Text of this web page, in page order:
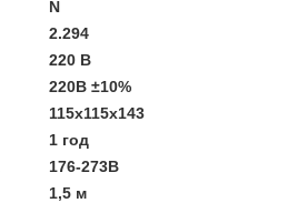
N
2.294
220 В
220В ±10%
115x115x143
1 год
176-273В
1,5 м